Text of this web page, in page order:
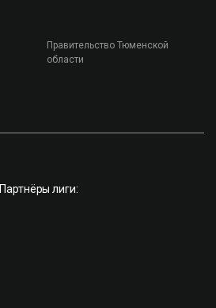
Правительство Тюменской
области
Партнёры лиги: